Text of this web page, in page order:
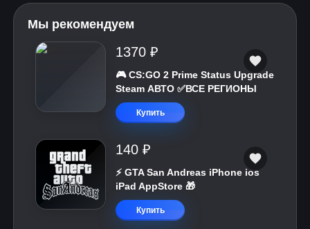
Мы рекомендуем
1370 ₽
🎮 CS:GO 2 Prime Status Upgrade
Steam АВТО ✅ВСЕ РЕГИОНЫ
Купить
140 ₽
⚡️ GTA San Andreas iPhone ios
iPad AppStore 🎁
Купить